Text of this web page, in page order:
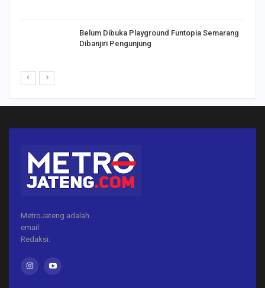
Belum Dibuka Playground Funtopia Semarang
Dibanjiri Pengunjung
MetroJateng adalah..
email:
Redaksi: